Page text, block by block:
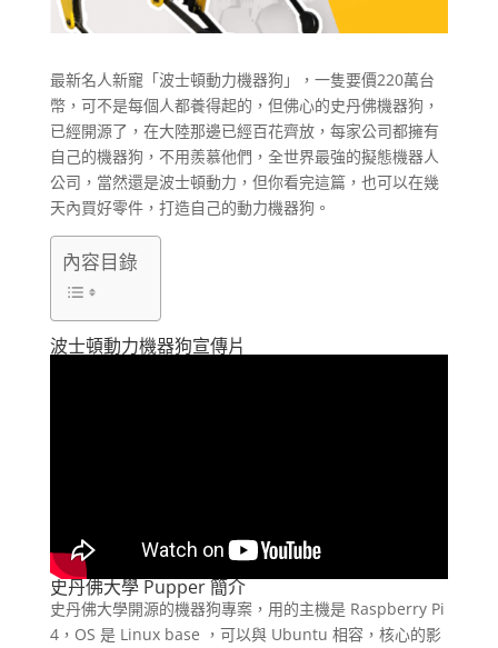
最新名人新寵「波士頓動力機器狗」，一隻要價220萬台
幣，可不是每個人都養得起的，但佛心的史丹佛機器狗，
已經開源了，在大陸那邊已經百花齊放，每家公司都擁有
自己的機器狗，不用羨慕他們，全世界最強的擬態機器人
公司，當然還是波士頓動力，但你看完這篇，也可以在幾
天內買好零件，打造自己的動力機器狗。
內容目錄
波士頓動力機器狗宣傳片
史丹佛大學 Pupper 簡介
史丹佛大學開源的機器狗專案，用的主機是 Raspberry Pi
4，OS 是 Linux base ，可以與 Ubuntu 相容，核心的影